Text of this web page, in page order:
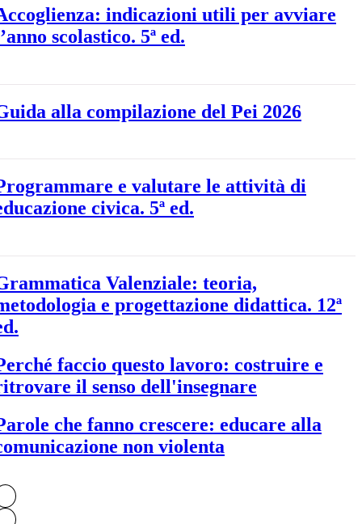
indicazioni utili per avviare
scolastico. 5ª ed.
alla compilazione del Pei 2026
e valutare le attività di
civica. 5ª ed.
Valenziale: teoria,
e progettazione didattica. 12ª
faccio questo lavoro: costruire e
il senso dell'insegnare
che fanno crescere: educare alla
non violenta